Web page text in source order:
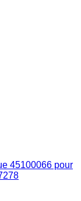
45100066 pour